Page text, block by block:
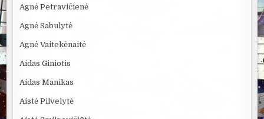
Agnė Petravičienė
Agnė Sabulytė
Agnė Vaitekėnaitė
Aidas Giniotis
Aidas Manikas
Aistė Pilvelytė